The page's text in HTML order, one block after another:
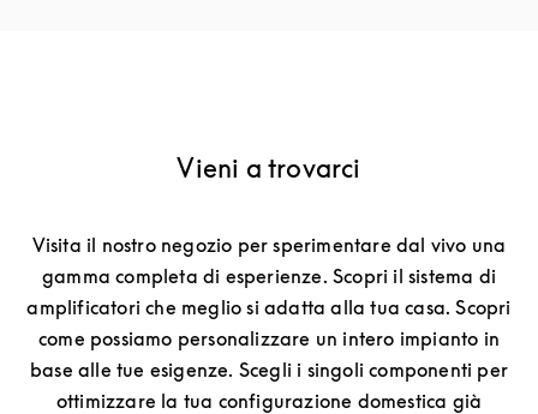
Vieni a trovarci
Visita il nostro negozio per sperimentare dal vivo una
gamma completa di esperienze. Scopri il sistema di
amplificatori che meglio si adatta alla tua casa. Scopri
come possiamo personalizzare un intero impianto in
base alle tue esigenze. Scegli i singoli componenti per
ottimizzare la tua configurazione domestica già